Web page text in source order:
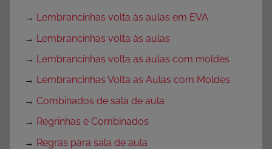
→ Lembrancinhas volta às aulas em EVA
→ Lembrancinhas volta às aulas
→ Lembrancinhas volta as aulas com moldes
→ Lembrancinhas Volta as Aulas com Moldes
→ Combinados de sala de aula
→ Regrinhas e Combinados
→ Regras para sala de aula